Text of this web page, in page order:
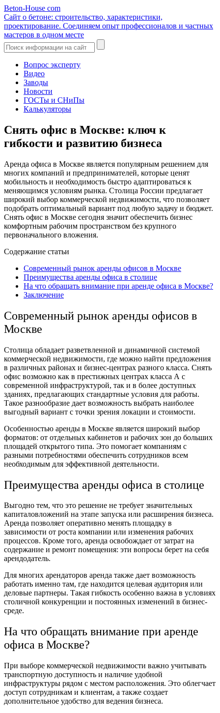
Beton-House com
Сайт о бетоне: строительство, характеристики,
проектирование. Соединяем опыт профессионалов и частных
мастеров в одном месте
Вопрос эксперту
Видео
Заводы
Новости
ГОСТы и СНиПы
Калькуляторы
Снять офис в Москве: ключ к
гибкости и развитию бизнеса
Аренда офиса в Москве является популярным решением для
многих компаний и предпринимателей, которые ценят
мобильность и необходимость быстро адаптироваться к
меняющимся условиям рынка. Столица России предлагает
широкий выбор коммерческой недвижимости, что позволяет
подобрать оптимальный вариант под любую задачу и бюджет.
Снять офис в Москве сегодня значит обеспечить бизнес
комфортным рабочим пространством без крупного
первоначального вложения.
Содержание статьи
Современный рынок аренды офисов в Москве
Преимущества аренды офиса в столице
На что обращать внимание при аренде офиса в Москве?
Заключение
Современный рынок аренды офисов в
Москве
Столица обладает разветвленной и динамичной системой
коммерческой недвижимости, где можно найти предложения
в различных районах и бизнес-центрах разного класса. Снять
офис возможно как в престижных центрах класса А с
современной инфраструктурой, так и в более доступных
зданиях, предлагающих стандартные условия для работы.
Такое разнообразие дает возможность выбрать наиболее
выгодный вариант с точки зрения локации и стоимости.
Особенностью аренды в Москве является широкий выбор
форматов: от отдельных кабинетов и рабочих зон до больших
площадей открытого типа. Это помогает компаниям с
разными потребностями обеспечить сотрудников всем
необходимым для эффективной деятельности.
Преимущества аренды офиса в столице
Выгодно тем, что это решение не требует значительных
капиталовложений на этапе запуска или расширения бизнеса.
Аренда позволяет оперативно менять площадку в
зависимости от роста компании или изменения рабочих
процессов. Кроме того, аренда освобождает от затрат на
содержание и ремонт помещения: эти вопросы берет на себя
арендодатель.
Для многих арендаторов аренда также дает возможность
работать именно там, где находится целевая аудитория или
деловые партнеры. Такая гибкость особенно важна в условиях
столичной конкуренции и постоянных изменений в бизнес-
среде.
На что обращать внимание при аренде
офиса в Москве?
При выборе коммерческой недвижимости важно учитывать
транспортную доступность и наличие удобной
инфраструктуры рядом с местом расположения. Это облегчает
доступ сотрудникам и клиентам, а также создает
дополнительное удобство для ведения бизнеса.